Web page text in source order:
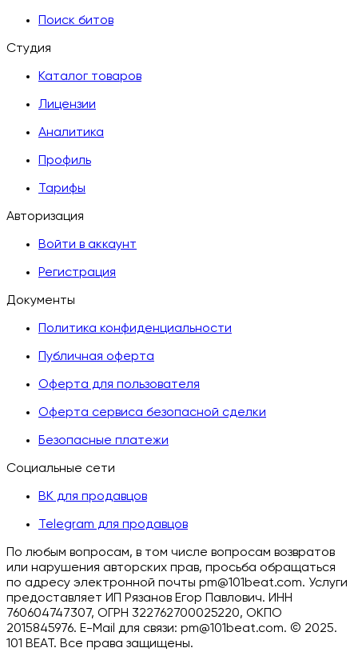
Поиск битов
Студия
Каталог товаров
Лицензии
Аналитика
Профиль
Тарифы
Авторизация
Войти в аккаунт
Регистрация
Документы
Политика конфиденциальности
Публичная оферта
Оферта для пользователя
Оферта сервиса безопасной сделки
Безопасные платежи
Социальные сети
ВК для продавцов
Telegram для продавцов
По любым вопросам, в том числе вопросам возвратов
или нарушения авторских прав, просьба обращаться
по адресу электронной почты pm@101beat.com. Услуги
предоставляет ИП Рязанов Егор Павлович. ИНН
760604747307, ОГРН 322762700025220, ОКПО
2015845976. E-Mail для связи: pm@101beat.com. © 2025.
101 BEAT. Все права защищены.